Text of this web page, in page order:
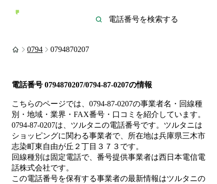
0794 0794870207
電話番号 0794870207/0794-87-0207の情報
こちらのページでは、 0794-87-0207の事業者名・回線種
別・地域・業界・FAX番号・口コミを紹介しています。
0794-87-0207は、 ツルタニの電話番号です。 ツルタニは
ショッピングに関わる事業者で、所在地は兵庫県三木市
志染町東自由が丘２丁目３７３ です。
回線種別は固定電話で、番号提供事業者は西日本電信電
話株式会社です。
この電話番号を保有する事業者の最新情報はツルタニの